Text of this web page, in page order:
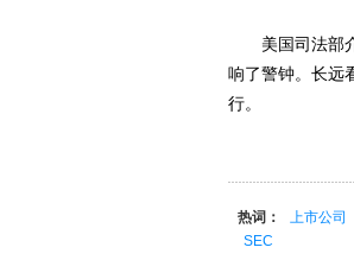
美国司法部介
响了警钟。长远
行。
热词： 上市公司
SEC